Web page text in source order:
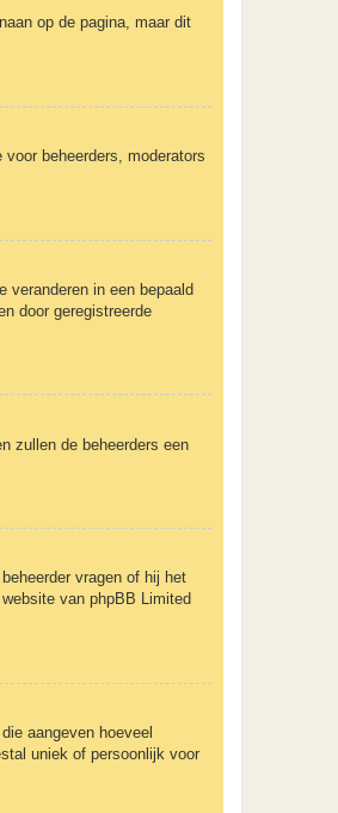
op de pagina, maar dit
beheerders, moderators
veranderen in een bepaald
door geregistreerde
zullen de beheerders een
vragen of hij het
van phpBB Limited
aangeven hoeveel
uniek of persoonlijk voor